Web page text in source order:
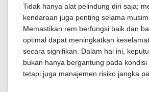
Tidak hanya alat pelindung diri saja;
kendaraan juga penting selama musim
Memastikan rem berfungsi baik dan
optimal dapat meningkatkan
secara signifikan. Dalam hal ini,
bukan hanya bergantung pada kondisi
tetapi juga manajemen risiko jangka